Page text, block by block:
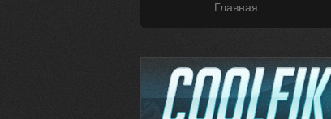
Главная